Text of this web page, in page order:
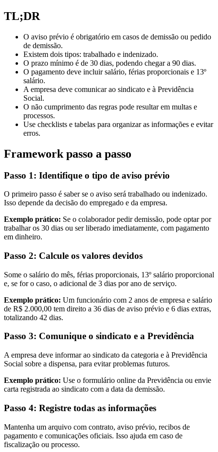
TL;DR
O aviso prévio é obrigatório em casos de demissão ou pedido
de demissão.
Existem dois tipos: trabalhado e indenizado.
O prazo mínimo é de 30 dias, podendo chegar a 90 dias.
O pagamento deve incluir salário, férias proporcionais e 13º
salário.
A empresa deve comunicar ao sindicato e à Previdência
Social.
O não cumprimento das regras pode resultar em multas e
processos.
Use checklists e tabelas para organizar as informações e evitar
erros.
Framework passo a passo
Passo 1: Identifique o tipo de aviso prévio
O primeiro passo é saber se o aviso será trabalhado ou indenizado.
Isso depende da decisão do empregado e da empresa.
Exemplo prático: Se o colaborador pedir demissão, pode optar por
trabalhar os 30 dias ou ser liberado imediatamente, com pagamento
em dinheiro.
Passo 2: Calcule os valores devidos
Some o salário do mês, férias proporcionais, 13º salário proporcional
e, se for o caso, o adicional de 3 dias por ano de serviço.
Exemplo prático: Um funcionário com 2 anos de empresa e salário
de R$ 2.000,00 tem direito a 36 dias de aviso prévio e 6 dias extras,
totalizando 42 dias.
Passo 3: Comunique o sindicato e a Previdência
A empresa deve informar ao sindicato da categoria e à Previdência
Social sobre a dispensa, para evitar problemas futuros.
Exemplo prático: Use o formulário online da Previdência ou envie
carta registrada ao sindicato com a data da demissão.
Passo 4: Registre todas as informações
Mantenha um arquivo com contrato, aviso prévio, recibos de
pagamento e comunicações oficiais. Isso ajuda em caso de
fiscalização ou processo.